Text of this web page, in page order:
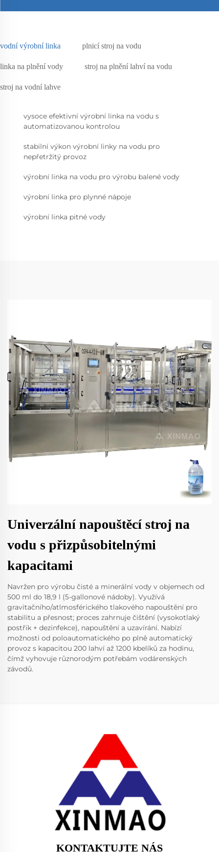
vodní výrobní linka plnicí stroj na vodu
linka na plnění vody stroj na plnění lahví na vodu
stroj na vodní lahve
vysoce efektivní výrobní linka na vodu s
automatizovanou kontrolou
stabilní výkon výrobní linky na vodu pro
nepřetržitý provoz
výrobní linka na vodu pro výrobu balené vody
výrobní linka pro plynné nápoje
výrobní linka pitné vody
Univerzální napouštěcí stroj na
vodu s přizpůsobitelnými
kapacitami
Navržen pro výrobu čisté a minerální vody v objemech od
500 ml do 18,9 l (5-gallonové nádoby). Využívá
gravitačního/atlmosférického tlakového napouštění pro
stabilitu a přesnost; proces zahrnuje čištění (vysokotlaký
postřik + dezinfekce), napouštění a uzavírání. Nabízí
možnosti od poloautomatického po plně automatický
provoz s kapacitou 200 lahví až 1200 kbelíků za hodinu,
čímž vyhovuje různorodým potřebám vodárenských
závodů.
KONTAKTUJTE NÁS